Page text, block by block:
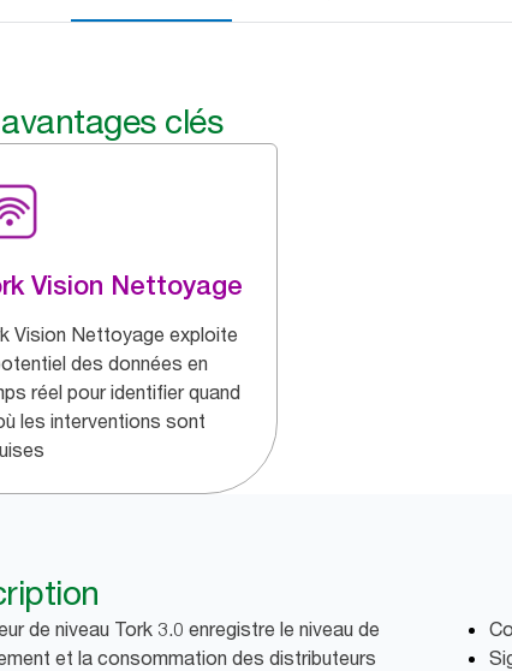
clés
Vision Nettoyage
Vision Nettoyage exploite
des données en
réel pour identifier quand
les interventions sont
de niveau Tork 3.0 enregistre le niveau de
et la consommation des distributeurs